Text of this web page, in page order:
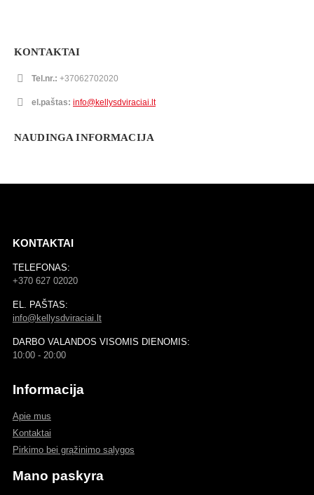
KONTAKTAI
Tel.nr.: +37062702020
el.paštas: info@kellysdviraciai.lt
NAUDINGA INFORMACIJA
KONTAKTAI
TELEFONAS:
+370 627 02020
EL. PAŠTAS:
info@kellysdviraciai.lt
DARBO VALANDOS VISOMIS DIENOMIS:
10:00 - 20:00
Informacija
Apie mus
Kontaktai
Pirkimo bei grąžinimo sąlygos
Mano paskyra